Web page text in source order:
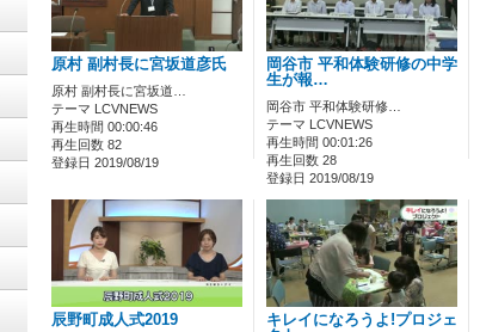
原村 副村長に宮坂道彦氏
原村 副村長に宮坂道…
テーマ LCVNEWS
再生時間 00:00:46
再生回数 82
登録日 2019/08/19
岡谷市 平和体験研修の中学
生が報…
岡谷市 平和体験研修…
テーマ LCVNEWS
再生時間 00:01:26
再生回数 28
登録日 2019/08/19
辰野町成人式2019
キレイになろうよ!プロジェ